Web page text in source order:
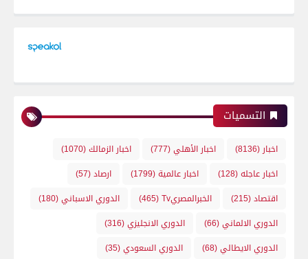
التسميات
اخبار(8136) اخبار الأهلي(777) اخبار الزمالك(1070)
اخبار عاجله(128) اخبار عالمية(1799) ارصاد(57)
اقتصاد(215) الخبرالمصريTv (465) الدوري الاسباني(180)
الدوري الالماني(66) الدوري الانجليزي(316)
الدوري الايطالي(68) الدوري السعودي(35)